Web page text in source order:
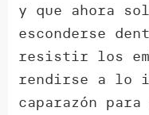
y que ahora
esconderse
resistir los
rendirse a lo
caparazón